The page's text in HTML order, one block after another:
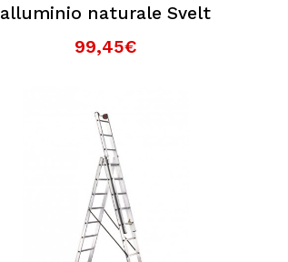
alluminio naturale Svelt
99,45€